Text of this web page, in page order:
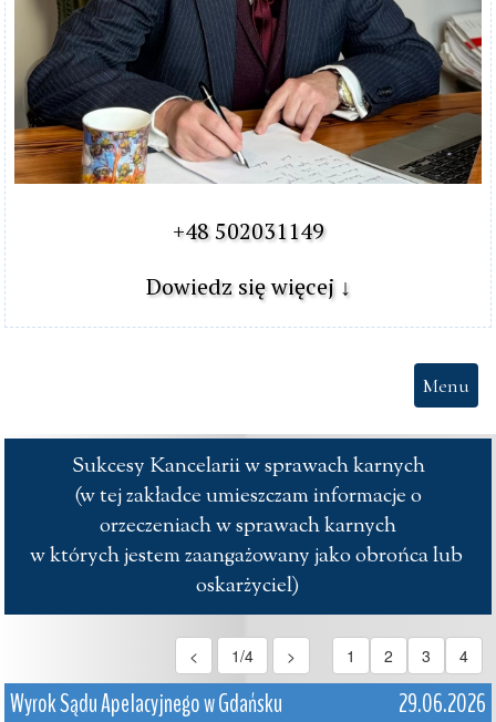
+48 502031149
Dowiedz się więcej ↓
Menu
Sukcesy Kancelarii w sprawach karnych
orzeczeniach w sprawach karnych
w których jestem zaangażowany jako obrońca lub
oskarżyciel)
< 1/4 > 1 2 3 4
Wyrok Sądu Apelacyjnego w Gdańsku 29.06.2026